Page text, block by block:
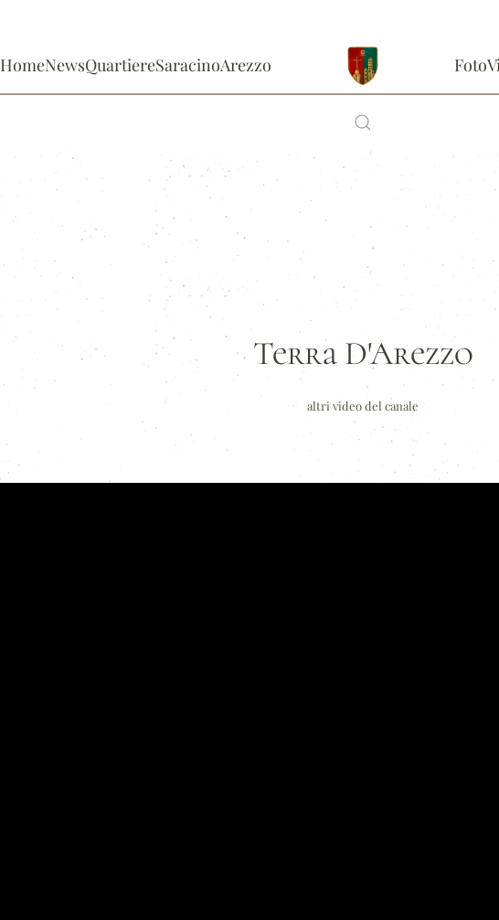
HomeNewsQuartiereSaracinoArezzo Foto
Terra D'Arezzo
altri video del canale